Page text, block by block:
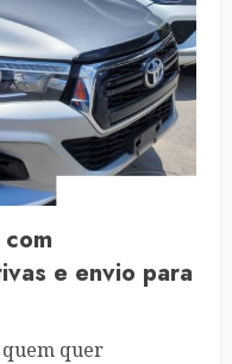
e envio para
quer